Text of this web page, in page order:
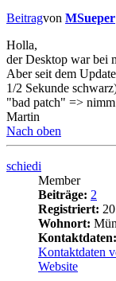
Beitragvon MSueper
Holla,
der Desktop war bei
Aber seit dem
1/2 Sekunde
"bad patch" =>
Martin
Nach oben
schiedi
Member
Beiträge: 2
Registriert:
Wohnort:
Kontaktdaten:
Kontaktdaten
Website